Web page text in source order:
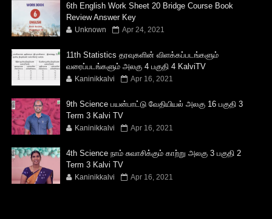
6th English Work Sheet 20 Bridge Course Book
Review Answer Key
Unknown Apr 24, 2021
11th Statistics தரவுகளின் விளக்கப்படங்களும்
வரைப்படங்களும் அலகு 4 பகுதி 4 KalviTV
Kaninikkalvi Apr 16, 2021
9th Science பயன்பாட்டு வேதியியல் அலகு 16 பகுதி 3
Term 3 Kalvi TV
Kaninikkalvi Apr 16, 2021
4th Science நாம் சுவாசிக்கும் காற்று அலகு 3 பகுதி 2
Term 3 Kalvi TV
Kaninikkalvi Apr 16, 2021